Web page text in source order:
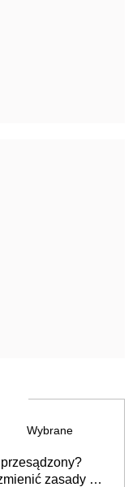
Wybrane
zasady gry